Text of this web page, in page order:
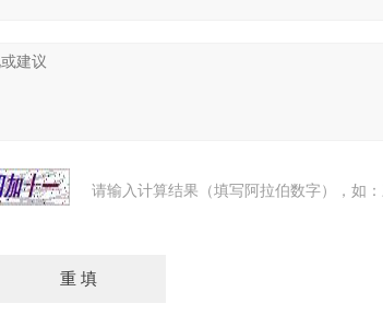
请输入计算结果（填写阿拉伯数字），如